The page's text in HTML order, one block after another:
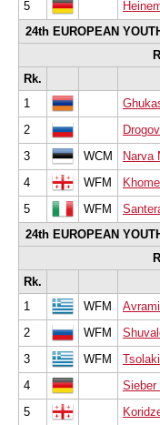
5
24th EUROPEAN
Rk.
1
2
3
WCM Narva
4
WFM
5
WFM
24th EUROPEAN
Rk.
1
WFM
2
WFM
3
WFM
4
Sieber
5